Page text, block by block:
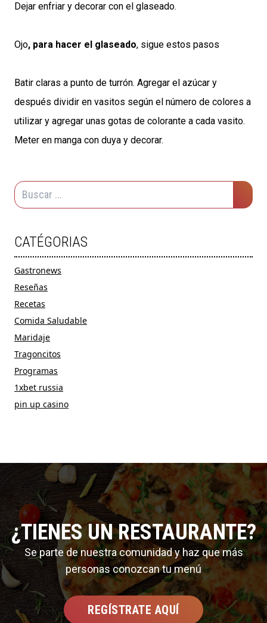
Dejar enfriar y decorar con el glaseado.
Ojo, para hacer el glaseado, sigue estos pasos
Batir claras a punto de turrón. Agregar el azúcar y
después dividir en vasitos según el número de colores a
utilizar y agregar unas gotas de colorante a cada vasito.
Meter en manga con duya y decorar.
CATÉGORIAS
Gastronews
Reseñas
Recetas
Comida Saludable
Maridaje
Tragoncitos
Programas
1xbet russia
pin up casino
¿TIENES UN RESTAURANTE?
Se parte de nuestra comunidad y haz que más
personas conozcan tu menú
REGÍSTRATE AQUÍ